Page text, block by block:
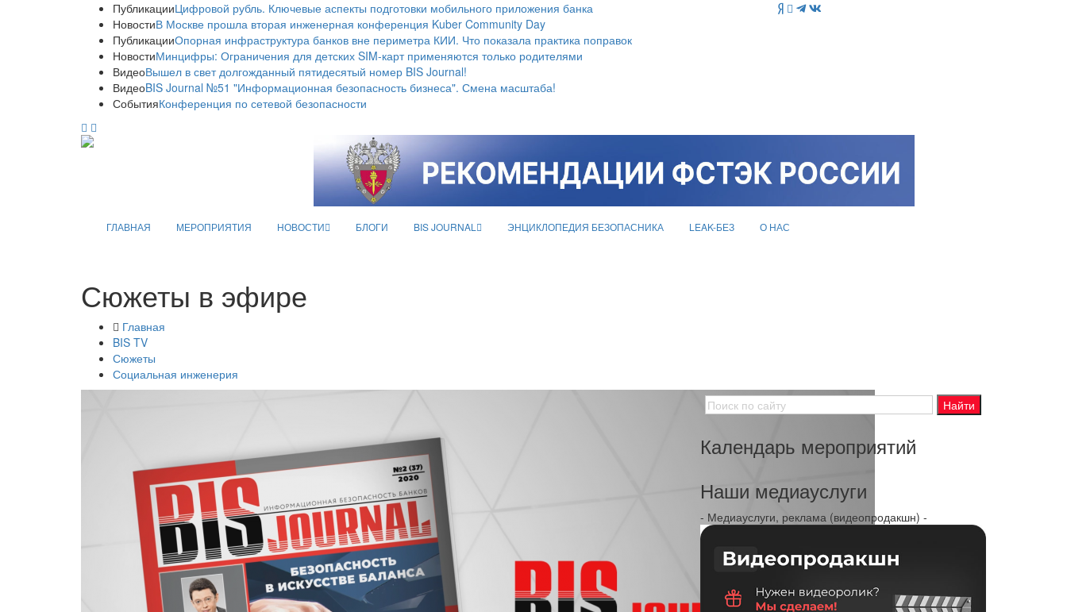
ПубликацииЦифровой рубль. Ключевые аспекты подготовки мобильного приложения банка
НовостиВ Москве прошла вторая инженерная конференция Kuber Community Day
ПубликацииОпорная инфраструктура банков вне периметра КИИ. Что показала практика поправок
НовостиМинцифры: Ограничения для детских SIM-карт применяются только родителями
ВидеоВышел в свет долгожданный пятидесятый номер BIS Journal!
ВидеоBIS Journal №51 "Информационная безопасность бизнеса". Смена масштаба!
СобытияКонференция по сетевой безопасности
ГЛАВНАЯ МЕРОПРИЯТИЯ НОВОСТИ БЛОГИ BIS JOURNAL ЭНЦИКЛОПЕДИЯ БЕЗОПАСНИКА LEAK-БЕЗ О НАС
Сюжеты в эфире
Главная
BIS TV
Сюжеты
Социальная инженерия
Календарь мероприятий
Наши медиауслуги
- Медиауслуги, реклама (видеопродакшн) -